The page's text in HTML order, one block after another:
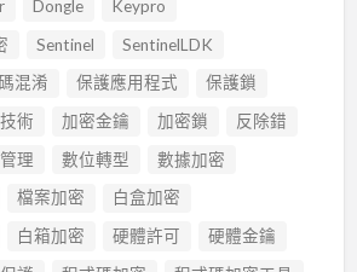
Dongle
Keypro
Sentinel
SentinelLDK
混淆 保護應用程式
保護鎖
術 加密金鑰 加密鎖
反除錯
理 數位轉型
數據加密
檔案加密
白盒加密
白箱加密 硬體許可
硬體金鑰